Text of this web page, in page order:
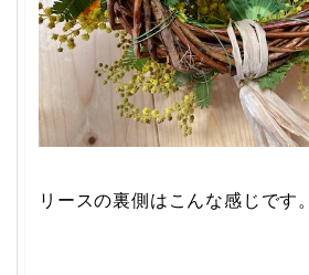
リースの裏側はこんな感じです。